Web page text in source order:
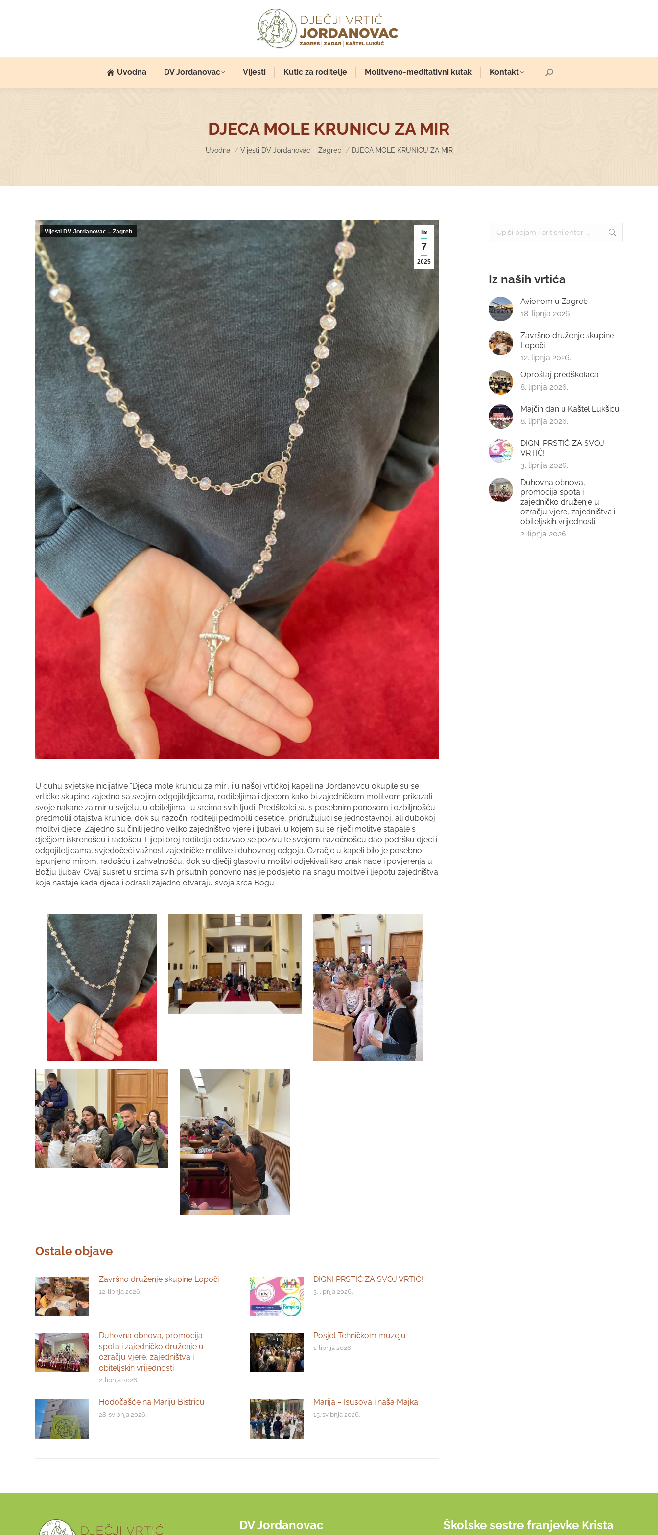
Uvodna DV Jordanovac Vijesti Kutić za roditelje Molitveno-meditativni kutak Kontakt Search:
DJECA MOLE KRUNICU ZA MIR
You are here:
Uvodna Vijesti DV Jordanovac – Zagreb DJECA MOLE KRUNICU ZA MIR
lis
7
2025
Vijesti DV Jordanovac – Zagreb
U duhu svjetske inicijative “Djeca mole krunicu za mir”, i u našoj vrtićkoj kapeli na Jordanovcu okupile su se
vrtićke skupine zajedno sa svojim odgojiteljicama, roditeljima i djecom kako bi zajedničkom molitvom prikazali
svoje nakane za mir u svijetu, u obiteljima i u srcima svih ljudi. Predškolci su s posebnim ponosom i ozbiljnošću
predmolili otajstva krunice, dok su nazočni roditelji pedmolili desetice, pridružujući se jednostavnoj, ali dubokoj
molitvi djece. Zajedno su činili jedno veliko zajedništvo vjere i ljubavi, u kojem su se riječi molitve stapale s
dječjom iskrenošću i radošću. Lijepi broj roditelja odazvao se pozivu te svojom nazočnošću dao podršku djeci i
odgojiteljicama, svjedočeći važnost zajedničke molitve i duhovnog odgoja. Ozračje u kapeli bilo je posebno —
ispunjeno mirom, radošću i zahvalnošću, dok su dječji glasovi u molitvi odjekivali kao znak nade i povjerenja u
Božju ljubav. Ovaj susret u srcima svih prisutnih ponovno nas je podsjetio na snagu molitve i ljepotu zajedništva
koje nastaje kada djeca i odrasli zajedno otvaraju svoja srca Bogu.
Ostale objave
Završno druženje skupine Lopoči
12. lipnja 2026.
DIGNI PRSTIĆ ZA SVOJ VRTIĆ!
3. lipnja 2026.
Duhovna obnova, promocija
spota i zajedničko druženje u
ozračju vjere, zajedništva i
obiteljskih vrijednosti
2. lipnja 2026.
Posjet Tehničkom muzeju
1. lipnja 2026.
Hodočašće na Mariju Bistricu
28. svibnja 2026.
Marija – Isusova i naša Majka
15. svibnja 2026.
Search:
Iz naših vrtića
Avionom u Zagreb
18. lipnja 2026.
Završno druženje skupine
Lopoči
12. lipnja 2026.
Oproštaj predškolaca
8. lipnja 2026.
Majčin dan u Kaštel Lukšiću
8. lipnja 2026.
DIGNI PRSTIĆ ZA SVOJ
VRTIĆ!
3. lipnja 2026.
Duhovna obnova,
promocija spota i
zajedničko druženje u
ozračju vjere, zajedništva i
obiteljskih vrijednosti
2. lipnja 2026.
DV Jordanovac
Školske sestre franjevke Krista